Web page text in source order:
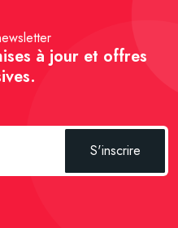
à jour et offres
S'inscrire